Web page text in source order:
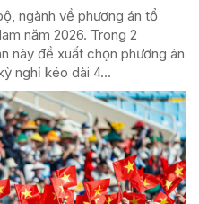
ngành về phương án tổ
năm 2026. Trong 2
này đề xuất chọn phương án
nghỉ kéo dài 4...